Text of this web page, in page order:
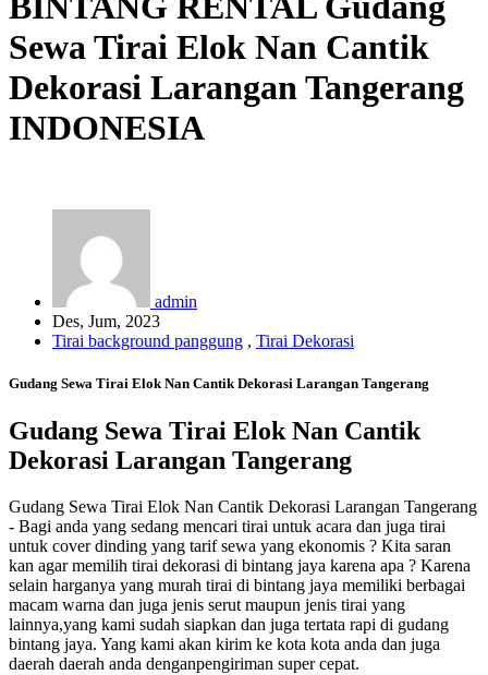
Sewa Tirai Elok Nan Cantik
Dekorasi Larangan Tangerang
INDONESIA
admin
Des, Jum, 2023
Tirai background panggung , Tirai Dekorasi
Gudang Sewa Tirai Elok Nan Cantik Dekorasi Larangan Tangerang
Gudang Sewa Tirai Elok Nan Cantik
Dekorasi Larangan Tangerang
Gudang Sewa Tirai Elok Nan Cantik Dekorasi Larangan Tangerang
- Bagi anda yang sedang mencari tirai untuk acara dan juga tirai
untuk cover dinding yang tarif sewa yang ekonomis ? Kita saran
kan agar memilih tirai dekorasi di bintang jaya karena apa ? Karena
selain harganya yang murah tirai di bintang jaya memiliki berbagai
macam warna dan juga jenis serut maupun jenis tirai yang
lainnya,yang kami sudah siapkan dan juga tertata rapi di gudang
bintang jaya. Yang kami akan kirim ke kota kota anda dan juga
daerah daerah anda denganpengiriman super cepat.